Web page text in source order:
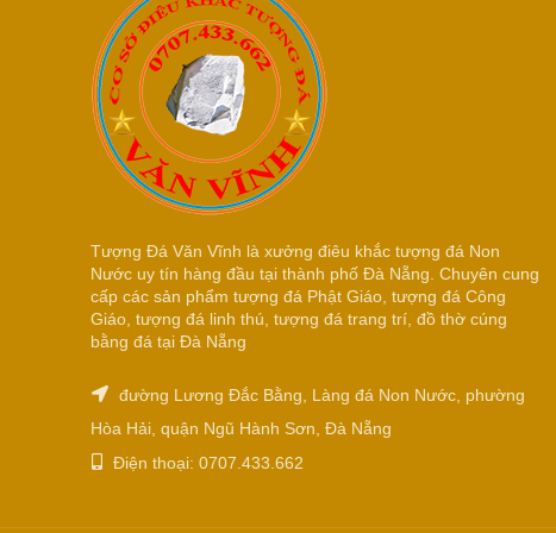
Tượng Đá Văn Vĩnh là xưởng điêu khắc tượng đá Non
Nước uy tín hàng đầu tại thành phố Đà Nẵng. Chuyên cung
cấp các sản phẩm tượng đá Phật Giáo, tượng đá Công
Giáo, tượng đá linh thú, tượng đá trang trí, đồ thờ cúng
bằng đá tại Đà Nẵng
đường Lương Đắc Bằng, Làng đá Non Nước, phường
Hòa Hải, quận Ngũ Hành Sơn, Đà Nẵng
Điện thoại: 0707.433.662